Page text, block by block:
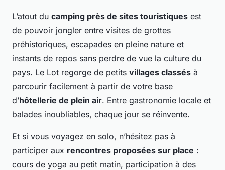
L’atout du camping près de sites touristiques est
de pouvoir jongler entre visites de grottes
préhistoriques, escapades en pleine nature et
instants de repos sans perdre de vue la culture du
pays. Le Lot regorge de petits villages classés à
parcourir facilement à partir de votre base
d’hôtellerie de plein air. Entre gastronomie locale et
balades inoubliables, chaque jour se réinvente.
Et si vous voyagez en solo, n’hésitez pas à
participer aux rencontres proposées sur place :
cours de yoga au petit matin, participation à des